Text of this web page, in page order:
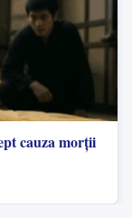
cauza morții